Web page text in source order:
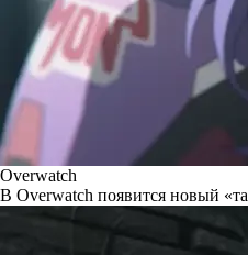
Overwatch
В Overwatch появится новый